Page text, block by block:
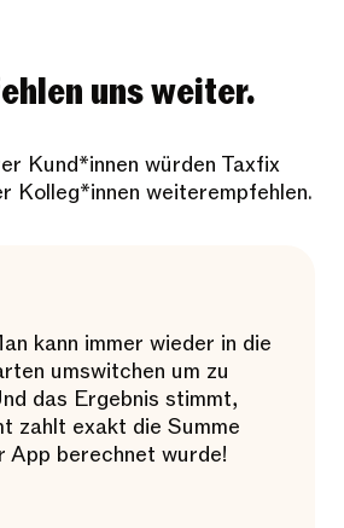
uns weiter.
Kund*innen würden Taxfix
Kolleg*innen weiterempfehlen.
kann immer wieder in die
umswitchen um zu
das Ergebnis stimmt,
zahlt exakt die Summe
App berechnet wurde!